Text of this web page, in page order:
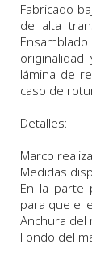
Fabricado
de alta
originalidad
lámina de
caso de
Detalles:
Marco
Medidas
En la parte
para que el
Anchura del
Fondo del